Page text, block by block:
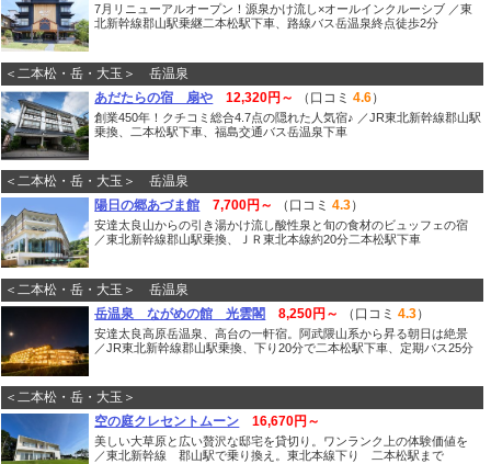
7月リニューアルオープン！源泉かけ流し×オールインクルーシブ ／東
北新幹線郡山駅乗継二本松駅下車、路線バス岳温泉終点徒歩2分
＜二本松・岳・大玉＞ 岳温泉
あだたらの宿 扇や
12,320円～ （口コミ4.6）
創業450年！クチコミ総合4.7点の隠れた人気宿♪ ／JR東北新幹線郡山駅
乗換、二本松駅下車、福島交通バス岳温泉下車
＜二本松・岳・大玉＞ 岳温泉
陽日の郷あづま館
7,700円～ （口コミ4.3）
安達太良山からの引き湯かけ流し酸性泉と旬の食材のビュッフェの宿
／東北新幹線郡山駅乗換、ＪＲ東北本線約20分二本松駅下車
＜二本松・岳・大玉＞ 岳温泉
岳温泉 ながめの館 光雲閣
8,250円～ （口コミ4.3）
安達太良高原岳温泉、高台の一軒宿。阿武隈山系から昇る朝日は絶景
／JR東北新幹線郡山駅乗換、下り20分で二本松駅下車、定期バス25分
＜二本松・岳・大玉＞
空の庭クレセントムーン
16,670円～
美しい大草原と広い贅沢な邸宅を貸切り。ワンランク上の体験価値を
／東北新幹線 郡山駅で乗り換え。東北本線下り 二本松駅まで